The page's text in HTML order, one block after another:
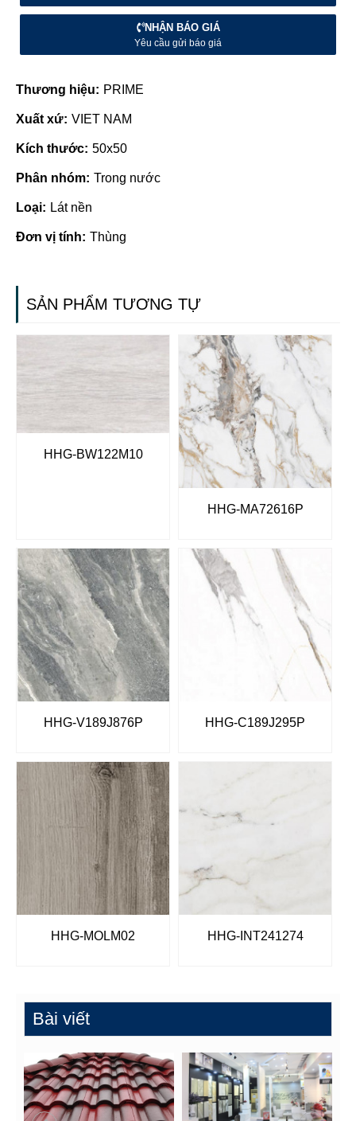
NHẬN BÁO GIÁ
Yêu cầu gửi báo giá
Thương hiệu: PRIME
Xuất xứ: VIET NAM
Kích thước: 50x50
Phân nhóm: Trong nước
Loại: Lát nền
Đơn vị tính: Thùng
SẢN PHẨM TƯƠNG TỰ
HHG-BW122M10
HHG-MA72616P
HHG-V189J876P HHG-C189J295P
HHG-MOLM02 HHG-INT241274
Bài viết